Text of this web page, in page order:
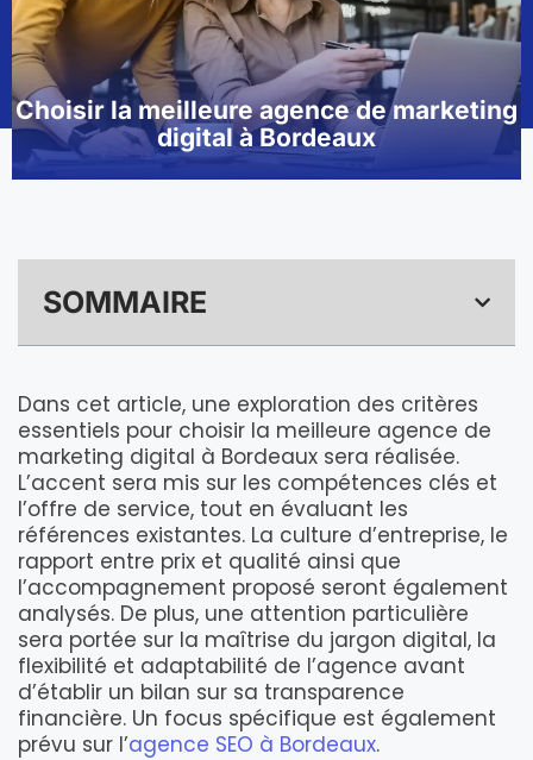
Choisir la meilleure agence de marketing
digital à Bordeaux
SOMMAIRE
Dans cet article, une exploration des critères
essentiels pour choisir la meilleure agence de
marketing digital à Bordeaux sera réalisée.
L’accent sera mis sur les compétences clés et
l’offre de service, tout en évaluant les
références existantes. La culture d’entreprise, le
rapport entre prix et qualité ainsi que
l’accompagnement proposé seront également
analysés. De plus, une attention particulière
sera portée sur la maîtrise du jargon digital, la
flexibilité et adaptabilité de l’agence avant
d’établir un bilan sur sa transparence
financière. Un focus spécifique est également
prévu sur l’agence SEO à Bordeaux.